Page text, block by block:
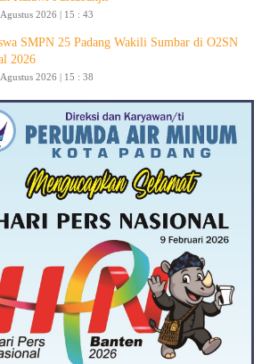
2026 | 15 : 43
SMPN 25 Padang Wakili Sumbar di O2SN
2026
2026 | 15 : 38